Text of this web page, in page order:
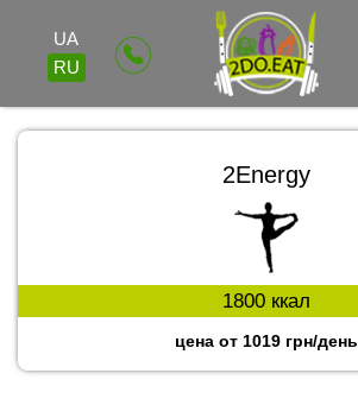
UA
RU
2Energy
1800 ккал
цена от 1019 грн/день